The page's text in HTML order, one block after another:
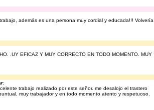
además es una persona muy cordial y educada!!! Volvería
.UY EFICAZ Y MUY CORRECTO EN TODO MOMENTO. MUY
:
trabajo realizado por este señor. me desalojo el trastero
muy trabajador y en todo momento atento y respetuoso.